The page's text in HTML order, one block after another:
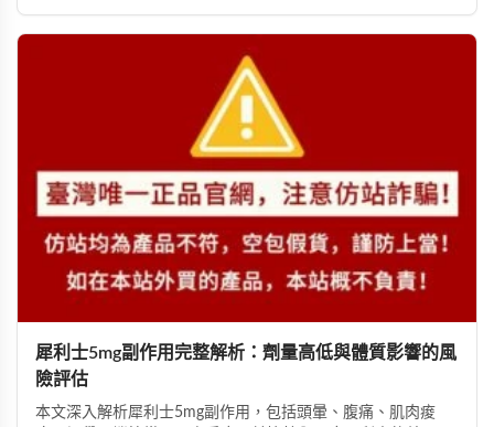
犀利士5mg副作用完整解析：劑量高低與體質影響的風
險評估
本文深入解析犀利士5mg副作用，包括頭暈、腹痛、肌肉痠